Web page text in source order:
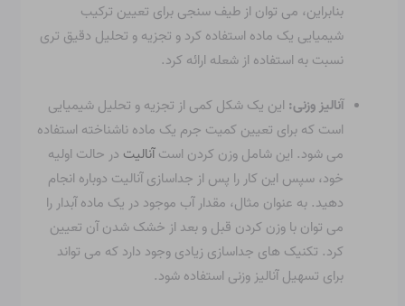
بنابراین، می توان از طیف سنجی برای تعیین ترکیب
شیمیایی یک ماده استفاده کرد و تجزیه و تحلیل دقیق تری
نسبت به استفاده از شعله ارائه کرد.
آنالیز وزنی: این یک شکل کمی از تجزیه و تحلیل شیمیایی
است که برای تعیین کمیت جرم یک ماده ناشناخته استفاده
می شود. این شامل وزن کردن استآنالیت در حالت اولیه
خود، سپس این کار را پس از جداسازی آنالیت دوباره انجام
دهید. به عنوان مثال، مقدار آب موجود در یک ماده آبدار را
می توان با وزن کردن قبل و بعد از خشک شدن آن تعیین
کرد. تکنیک های جداسازی زیادی وجود دارد که می تواند
برای تسهیل آنالیز وزنی استفاده شود.